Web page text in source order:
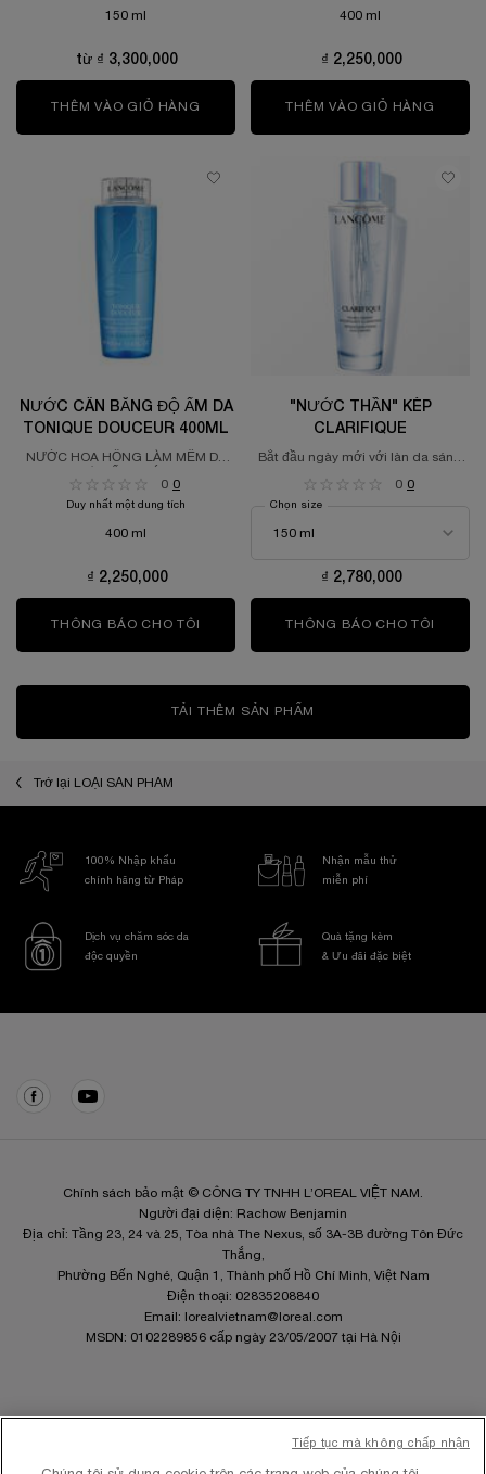
150 ml
từ ₫ 3,300,000
THÊM VÀO GIỎ HÀNG NƯỚC CÂN BẰNG CHIẾT XUẤT HOA
400 ml
₫ 2,250,000
THÊM VÀO GIỎ HÀNG
NƯỚC CÂN BẰNG ĐỘ ẨM DA
TONIQUE DOUCEUR 400ML
NƯỚC HOA HỒNG LÀM MỀM DA
0 0
Duy nhất một dung tích
400 ml
₫ 2,250,000
THÔNG BÁO CHO TÔI WHEN THE NƯỚC CÂN BẰNG ĐỘ ẨM
"NƯỚC THẦN" KÉP
CLARIFIQUE
Bắt đầu ngày mới với làn da sáng
0 0
Chọn size
₫ 2,780,000
THÔNG BÁO CHO TÔI
TẢI THÊM SẢN PHẨM
Trở lại LOẠI SẢN PHẨM
100% Nhập khẩu
chính hãng từ Pháp
Nhận mẫu thử
miễn phí
Dịch vụ chăm sóc da
độc quyền
Quà tặng kèm
& Ưu đãi đặc biệt
Chính sách bảo mật © CÔNG TY TNHH L’OREAL VIỆT NAM.
Người đại diện: Rachow Benjamin
Địa chỉ: Tầng 23, 24 và 25, Tòa nhà The Nexus, số 3A-3B đường Tôn Đức
Thắng,
Phường Bến Nghé, Quận 1, Thành phố Hồ Chí Minh, Việt Nam
Điện thoại: 02835208840
Email:
lorealvietnam@loreal.com
MSDN: 0102289856 cấp ngày 23/05/2007 tại Hà Nội
Tiếp tục mà không chấp nhận